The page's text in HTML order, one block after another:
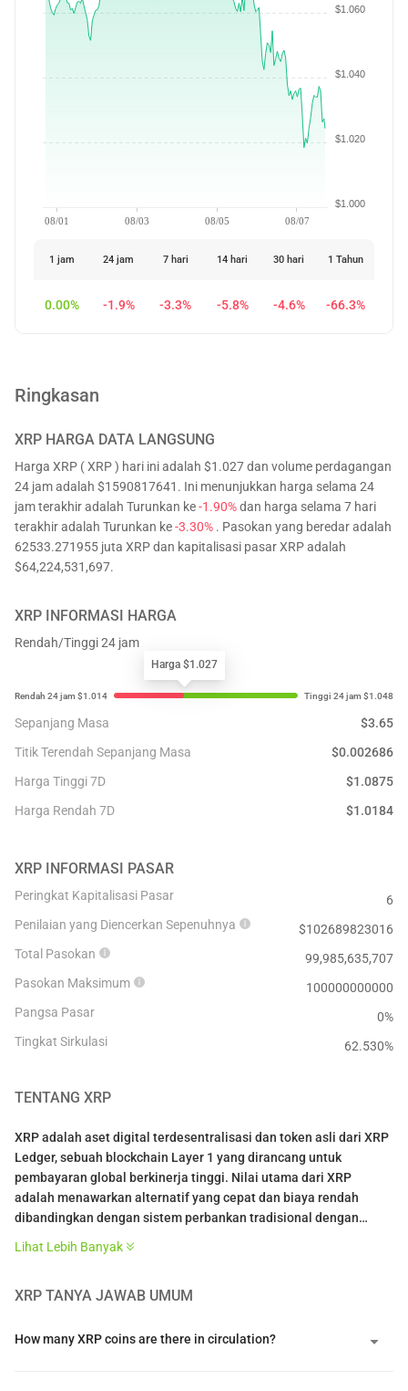
08/01 08/03 08/05 08/07
$1.000
$1.020
$1.040
$1.060
1 jam 24 jam 7 hari 14 hari 30 hari 1 Tahun
0.00% -1.9% -3.3% -5.8% -4.6% -66.3%
Ringkasan
XRP HARGA DATA LANGSUNG
Harga XRP ( XRP ) hari ini adalah $1.027 dan volume perdagangan
24 jam adalah $1590817641. Ini menunjukkan harga selama 24
jam terakhir adalah Turunkan ke-1.90%dan harga selama 7 hari
terakhir adalah Turunkan ke-3.30% . Pasokan yang beredar adalah
62533.271955 juta XRP dan kapitalisasi pasar XRP adalah
$64,224,531,697.
XRP INFORMASI HARGA
Rendah/Tinggi 24 jam
Harga $1.027
Sepanjang Masa $3.65
Titik Terendah Sepanjang Masa
$0.002686
Harga Tinggi 7D
$1.0875
Harga Rendah 7D
$1.0184
XRP INFORMASI PASAR
Peringkat Kapitalisasi Pasar
6
Penilaian yang Diencerkan Sepenuhnya
$102689823016
Total Pasokan
99,985,635,707
Pasokan Maksimum
100000000000
Pangsa Pasar
0%
Tingkat Sirkulasi
62.530%
TENTANG XRP
XRP adalah aset digital terdesentralisasi dan token asli dari XRP
Ledger, sebuah blockchain Layer 1 yang dirancang untuk
pembayaran global berkinerja tinggi. Nilai utama dari XRP
adalah menawarkan alternatif yang cepat dan biaya rendah
dibandingkan dengan sistem perbankan tradisional dengan
yang selesai dalam waktu tiga hingga lima detik. Dengan
uang fiat, XRP membantu lembaga keuangan menurunkan biaya
dibiayai sebelumnya.
Lihat Lebih Banyak
XRP TANYA JAWAB UMUM
How many XRP coins are there in circulation?